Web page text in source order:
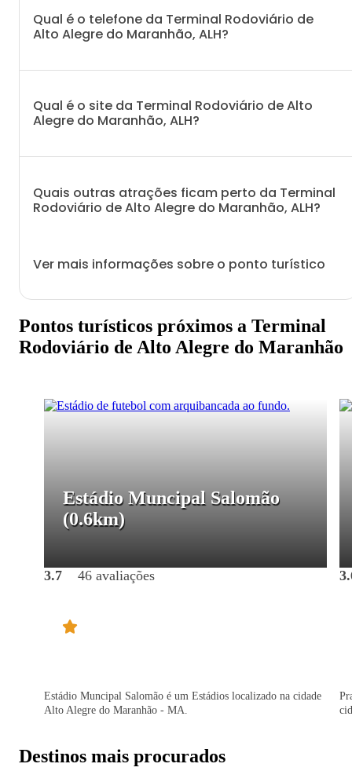
Qual é o telefone da Terminal Rodoviário de
Alto Alegre do Maranhão, ALH?
Qual é o site da Terminal Rodoviário de Alto
Alegre do Maranhão, ALH?
Quais outras atrações ficam perto da Terminal
Rodoviário de Alto Alegre do Maranhão, ALH?
Ver mais informações sobre o ponto turístico
Pontos turísticos próximos a Terminal
Rodoviário de Alto Alegre do Maranhão
Estádio Muncipal Salomão
(0.6km)
3.7 46 avaliações
Estádio Muncipal Salomão é um Estádios localizado na cidade
Alto Alegre do Maranhão - MA.
Destinos mais procurados